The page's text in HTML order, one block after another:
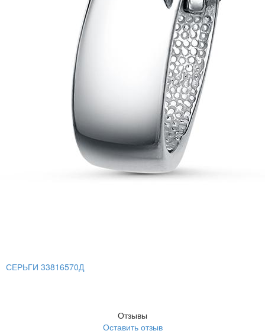
СЕРЬГИ 33816570Д
Отзывы
Оставить отзыв